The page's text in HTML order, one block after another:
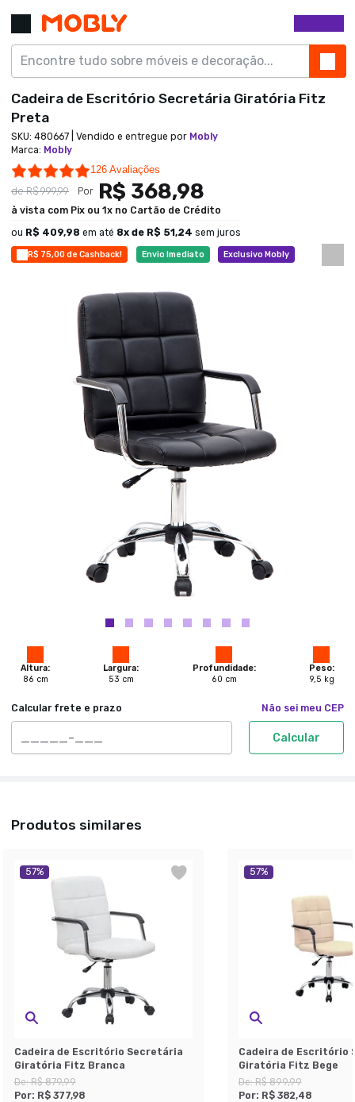
R$ 75,00 de Cashback! Envio Imediato
Exclusivo Mobly
Altura:
86 cm
Largura:
53 cm
Profundidade:
60 cm
Peso:
9,5 kg
Calcular frete e prazo Não sei meu CEP
Calcular
Cadeira de Escritório Secretária Giratória Fitz
Preta
SKU: 480667 | Vendido e entregue por Mobly
Marca: Mobly
4.9 star rating
126 Avaliações
deR$ 999,99 Por R$ 368,98
à vista com Pix ou 1x no Cartão de Crédito
ou R$ 409,98 em até 8x de R$ 51,24 sem juros
Produtos similares
57%
Cadeira de Escritório Secretária
Giratória Fitz Branca
De:R$ 879,99
Por: R$ 377,98
57%
Cadeira de Escritório
Giratória Fitz Bege
De:R$ 899,99
Por: R$ 382,48